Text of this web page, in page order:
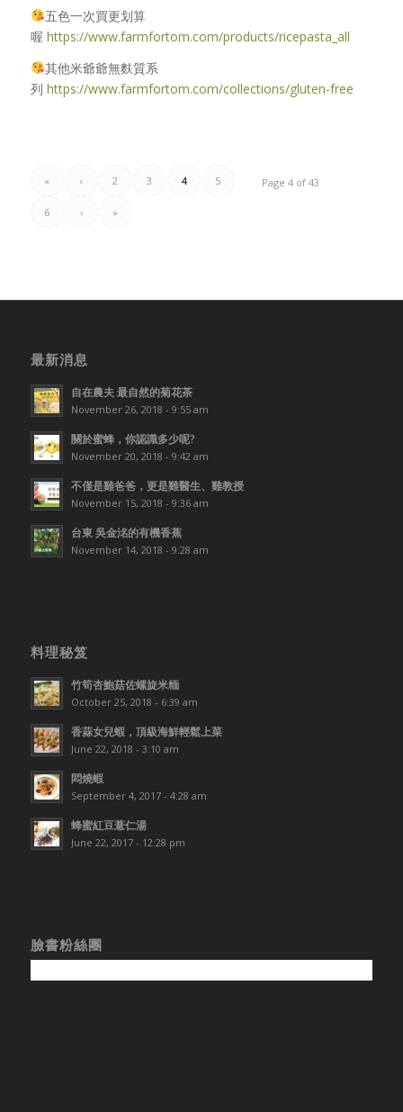
五色一次買更划算
喔 https://www.farmfortom.com/products/ricepasta_all
其他米爺爺無麩質系
列 https://www.farmfortom.com/collections/gluten-free
Page 4 of 43
« ‹ 2 3 4 5
6 › »
最新消息
自在農夫 最自然的菊花茶
November 26, 2018 - 9:55 am
關於蜜蜂，你認識多少呢?
November 20, 2018 - 9:42 am
不僅是雞爸爸，更是雞醫生、雞教授
November 15, 2018 - 9:36 am
台東 吳金洺的有機香蕉
November 14, 2018 - 9:28 am
料理秘笈
竹筍杏鮑菇佐螺旋米糆
October 25, 2018 - 6:39 am
香蒜女兒蝦，頂級海鮮輕鬆上菜
June 22, 2018 - 3:10 am
悶燒蝦
September 4, 2017 - 4:28 am
蜂蜜紅豆薏仁湯
June 22, 2017 - 12:28 pm
臉書粉絲團